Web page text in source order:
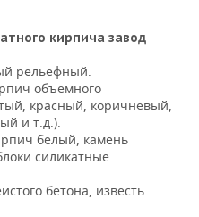
кирпича завод
рельефный.
объемного
красный, коричневый,
и т.д.).
белый, камень
силикатные
бетона, известь